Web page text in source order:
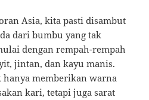
Asia, kita pasti disambut
dari bumbu yang tak
dengan rempah-rempah
jintan, dan kayu manis.
memberikan warna
kari, tetapi juga sarat